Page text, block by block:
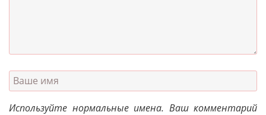
Используйте нормальные имена. Ваш комментарий